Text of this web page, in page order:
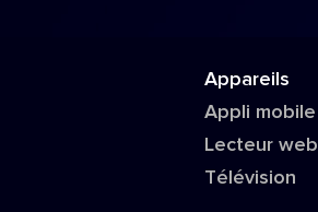
Appareils
Appli mobile
Lecteur web
Télévision